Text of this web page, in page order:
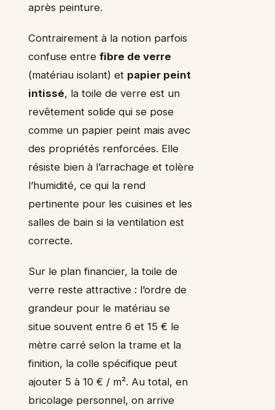
après peinture.
Contrairement à la notion parfois
confuse entre fibre de verre
(matériau isolant) et papier peint
intissé, la toile de verre est un
revêtement solide qui se pose
comme un papier peint mais avec
des propriétés renforcées. Elle
résiste bien à l’arrachage et tolère
l’humidité, ce qui la rend
pertinente pour les cuisines et les
salles de bain si la ventilation est
correcte.
Sur le plan financier, la toile de
verre reste attractive : l’ordre de
grandeur pour le matériau se
situe souvent entre 6 et 15 € le
mètre carré selon la trame et la
finition, la colle spécifique peut
ajouter 5 à 10 € / m². Au total, en
bricolage personnel, on arrive